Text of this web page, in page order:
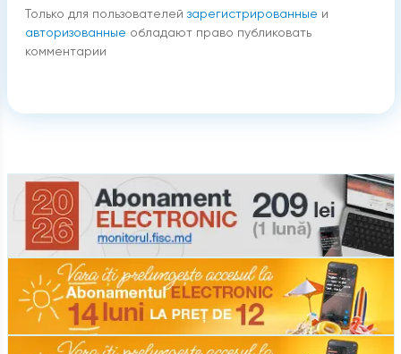
Только для пользователей зарегистрированные и
авторизованные обладают право публиковать
комментарии